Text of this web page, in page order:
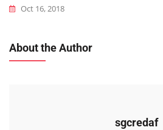
Oct 16, 2018
About the Author
sgcredaf